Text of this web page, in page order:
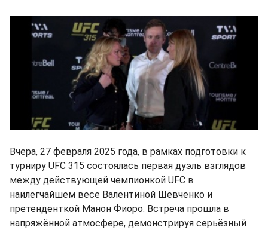
Вчера, 27 февраля 2025 года, в рамках подготовки к
турниру UFC 315 состоялась первая дуэль взглядов
между действующей чемпионкой UFC в
наилегчайшем весе Валентиной Шевченко и
претенденткой Манон Фиоро. Встреча прошла в
напряжённой атмосфере, демонстрируя серьёзный